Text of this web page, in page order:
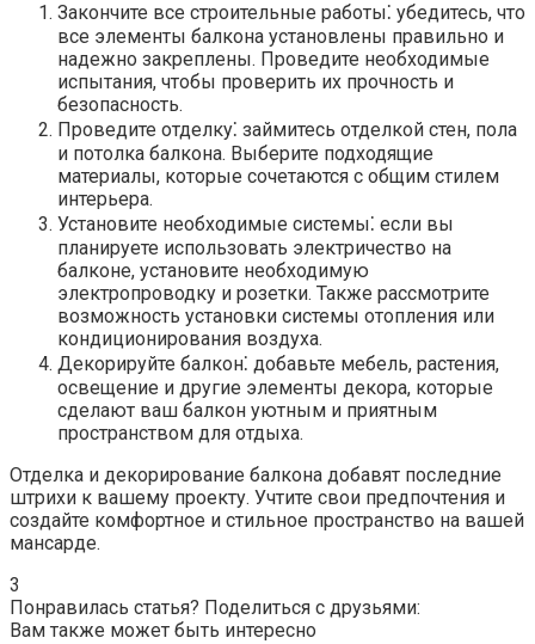
Закончите все строительные работы⁚ убедитесь, что
все элементы балкона установлены правильно и
надежно закреплены. Проведите необходимые
испытания, чтобы проверить их прочность и
безопасность.
Проведите отделку⁚ займитесь отделкой стен, пола
и потолка балкона.​ Выберите подходящие
материалы, которые сочетаются с общим стилем
интерьера.​
Установите необходимые системы⁚ если вы
планируете использовать электричество на
балконе, установите необходимую
электропроводку и розетки.​ Также рассмотрите
возможность установки системы отопления или
кондиционирования воздуха.​
Декорируйте балкон⁚ добавьте мебель, растения,
освещение и другие элементы декора, которые
сделают ваш балкон уютным и приятным
пространством для отдыха.​
Отделка и декорирование балкона добавят последние
штрихи к вашему проекту.​ Учтите свои предпочтения и
создайте комфортное и стильное пространство на вашей
мансарде.​
3
Понравилась статья? Поделиться с друзьями:
Вам также может быть интересно